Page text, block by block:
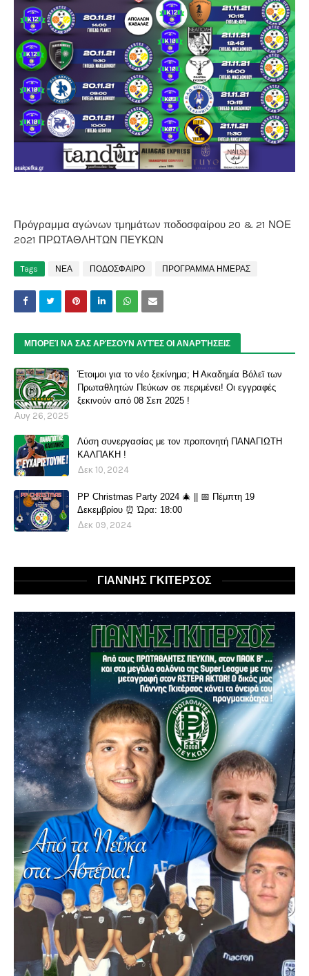
Πρόγραμμα αγώνων τμημάτων ποδοσφαίρου 20 & 21 ΝΟΕ
2021 ΠΡΩΤΑΘΛΗΤΩΝ ΠΕΥΚΩΝ
Tags ΝΕΑ ΠΟΔΟΣΦΑΙΡΟ ΠΡΟΓΡΑΜΜΑ ΗΜΕΡΑΣ
ΜΠΟΡΕΊ ΝΑ ΣΑΣ ΑΡΈΣΟΥΝ ΑΥΤΈΣ ΟΙ ΑΝΑΡΤΉΣΕΙΣ
Έτοιμοι για το νέο ξεκίνημα; Η Ακαδημία Βόλεϊ των
Πρωταθλητών Πεύκων σε περιμένει! Οι εγγραφές
ξεκινούν από 08 Σεπ 2025 !
Αυγ 26, 2025
Λύση συνεργασίας με τον προπονητή ΠΑΝΑΓΙΩΤΗ
ΚΑΛΠΑΚΗ !
Δεκ 10, 2024
PP Christmas Party 2024 🎄 || 📅 Πέμπτη 19
Δεκεμβρίου ⏰ Ώρα: 18:00
Δεκ 09, 2024
ΓΙΑΝΝΗΣ ΓΚΙΤΕΡΣΟΣ